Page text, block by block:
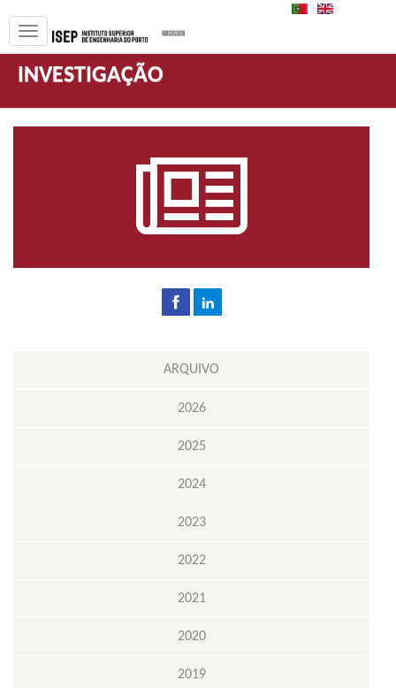
PT
INVESTIGAÇÃO
ARQUIVO
2026
2025
2024
2023
2022
2021
2020
2019